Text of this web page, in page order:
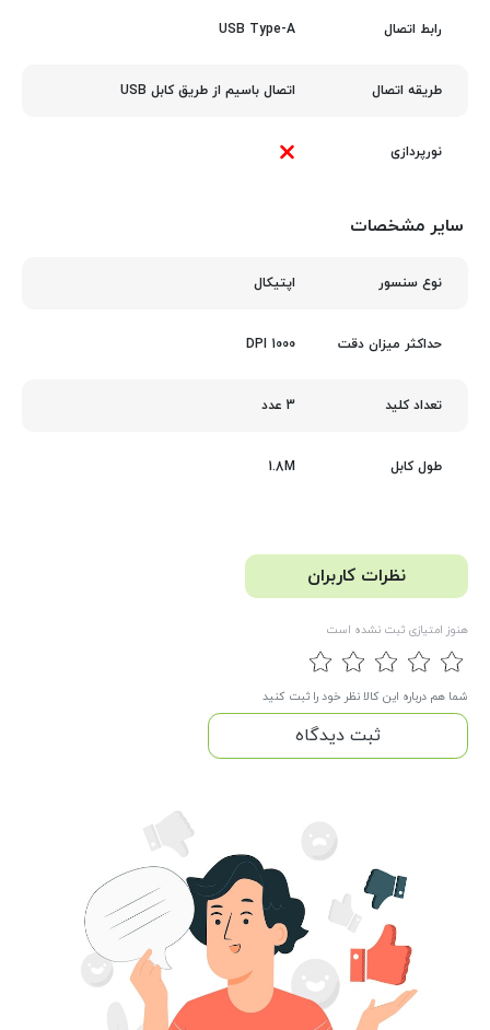
رابط اتصال USB Type-A
طریقه اتصال اتصال باسیم از طریق کابل USB
نورپردازی
سایر مشخصات
نوع سنسور اپتیکال
حداکثر میزان دقت 1000 DPI
تعداد کلید 3 عدد
طول کابل 1.8M
نظرات کاربران
هنوز امتیازی ثبت نشده است
شما هم درباره این کالا نظر خود را ثبت کنید
ثبت دیدگاه